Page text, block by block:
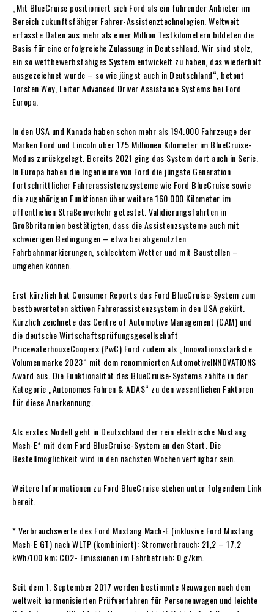
„Mit BlueCruise positioniert sich Ford als ein führender Anbieter im
Bereich zukunftsfähiger Fahrer-Assistenztechnologien. Weltweit
erfasste Daten aus mehr als einer Million Testkilometern bildeten die
Basis für eine erfolgreiche Zulassung in Deutschland. Wir sind stolz,
ein so wettbewerbsfähiges System entwickelt zu haben, das wiederholt
ausgezeichnet wurde – so wie jüngst auch in Deutschland“, betont
Torsten Wey, Leiter Advanced Driver Assistance Systems bei Ford
Europa.
In den USA und Kanada haben schon mehr als 194.000 Fahrzeuge der
Marken Ford und Lincoln über 175 Millionen Kilometer im BlueCruise-
Modus zurückgelegt. Bereits 2021 ging das System dort auch in Serie.
In Europa haben die Ingenieure von Ford die jüngste Generation
fortschrittlicher Fahrerassistenzsysteme wie Ford BlueCruise sowie
die zugehörigen Funktionen über weitere 160.000 Kilometer im
öffentlichen Straßenverkehr getestet. Validierungsfahrten in
Großbritannien bestätigten, dass die Assistenzsysteme auch mit
schwierigen Bedingungen – etwa bei abgenutzten
Fahrbahnmarkierungen, schlechtem Wetter und mit Baustellen –
umgehen können.
Erst kürzlich hat Consumer Reports das Ford BlueCruise-System zum
bestbewerteten aktiven Fahrerassistenzsystem in den USA gekürt.
Kürzlich zeichnete das Centre of Automotive Management (CAM) und
die deutsche Wirtschaftsprüfungsgesellschaft
PricewaterhouseCoopers (PwC) Ford zudem als „Innovationsstärkste
Volumenmarke 2023“ mit dem renommierten AutomotiveINNOVATIONS
Award aus. Die Funktionalität des BlueCruise-Systems zählte in der
Kategorie „Autonomes Fahren & ADAS“ zu den wesentlichen Faktoren
für diese Anerkennung.
Als erstes Modell geht in Deutschland der rein elektrische Mustang
Mach-E* mit dem Ford BlueCruise-System an den Start. Die
Bestellmöglichkeit wird in den nächsten Wochen verfügbar sein.
Weitere Informationen zu Ford BlueCruise stehen unter folgendem Link
bereit.
* Verbrauchswerte des Ford Mustang Mach-E (inklusive Ford Mustang
Mach-E GT) nach WLTP (kombiniert): Stromverbrauch: 21,2 – 17,2
kWh/100 km; CO2- Emissionen im Fahrbetrieb: 0 g/km.
Seit dem 1. September 2017 werden bestimmte Neuwagen nach dem
weltweit harmonisierten Prüfverfahren für Personenwagen und leichte